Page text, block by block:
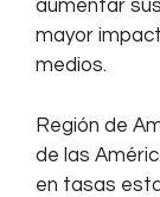
aumentar
mayor
medios.
Región de
de las
en tasas